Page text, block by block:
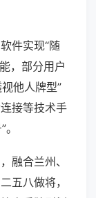
件实现“随
，部分用户
他人牌型”
接等技术手
融合兰州、
五八做将，